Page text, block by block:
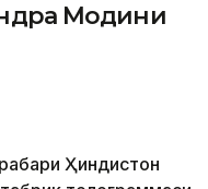
Модини
Ҳиндистон